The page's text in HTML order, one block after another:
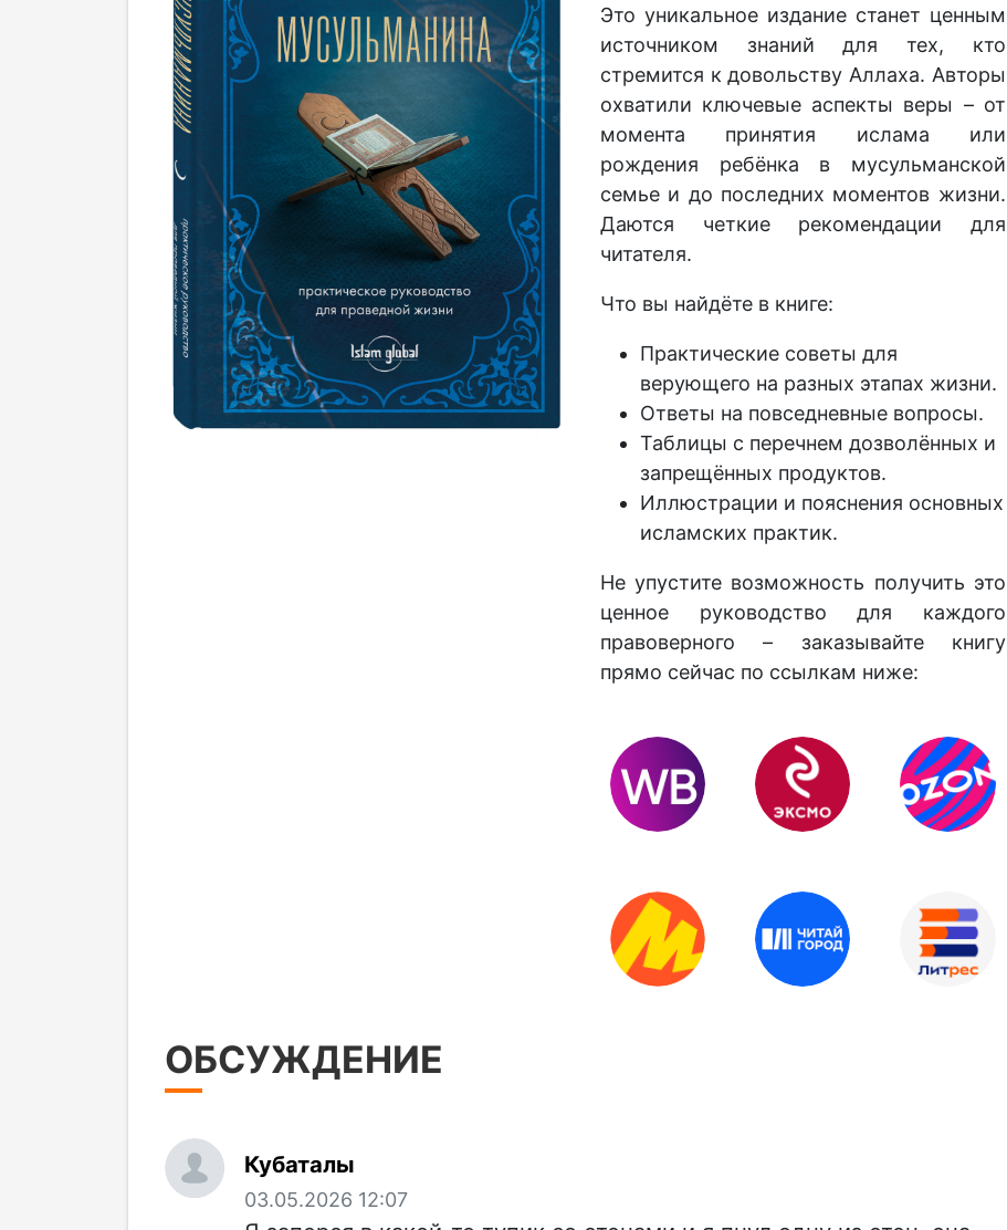
Это уникальное издание станет ценным
источником знаний для тех, кто
стремится к довольству Аллаха. Авторы
охватили ключевые аспекты веры – от
момента принятия ислама или
рождения ребёнка в мусульманской
семье и до последних моментов жизни.
Даются четкие рекомендации для
читателя.
Что вы найдёте в книге:
Практические советы для
верующего на разных этапах жизни.
Ответы на повседневные вопросы.
Таблицы с перечнем дозволённых и
запрещённых продуктов.
Иллюстрации и пояснения основных
исламских практик.
Не упустите возможность получить это
ценное руководство для каждого
правоверного – заказывайте книгу
прямо сейчас по ссылкам ниже:
ОБСУЖДЕНИЕ
Кубаталы
03.05.2026 12:07